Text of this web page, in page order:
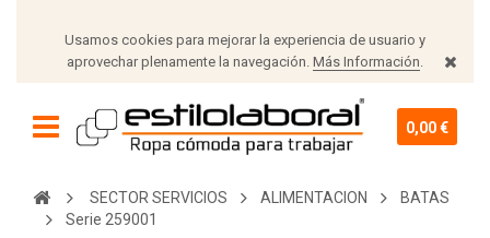
Usamos cookies para mejorar la experiencia de usuario y
aprovechar plenamente la navegación. Más Información.
0,00 €
SECTOR SERVICIOS ALIMENTACION
BATAS
Serie 259001